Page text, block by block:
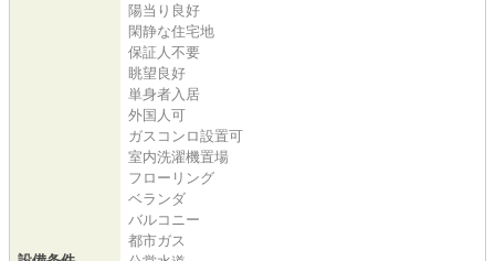
陽当り良好
閑静な住宅地
保証人不要
眺望良好
単身者入居
外国人可
ガスコンロ設置可
室内洗濯機置場
フローリング
ベランダ
バルコニー
都市ガス